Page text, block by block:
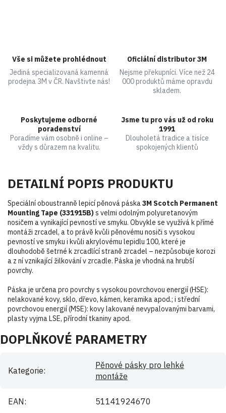
Vše si můžete prohlédnout
Jediná specializovaná kamenná
prodejna 3M v ČR. Navštivte nás!
Oficiální distributor 3M
Nejsme překupníci. Více než 24
000 produktů máme opravdu
skladem.
Poskytujeme odborné
poradenství
Poradíme vám osobně i online –
vždy s důrazem na kvalitu.
Jsme tu pro vás už od roku
1991
Dlouholetá tradice a tisíce
spokojených klientů
DETAILNÍ POPIS PRODUKTU
Speciální oboustranně lepicí pěnová páska3M Scotch Permanent
Mounting Tape (331915B)s velmi odolným polyuretanovým
nosičem a vynikající pevností ve smyku. Obvykle se využívá k přímé
montáži zrcadel, a to právě kvůli pěnovému nosiči s vysokou
pevností ve smyku i kvůli akrylovému lepidlu 100, které je
dlouhodobě šetrné k zrcadlící straně zrcadel – nezpůsobuje korozi
a z ní vznikající žilkování v zrcadle. Páska je vhodná na hrubší
povrchy.
Páska je určena pro povrchy s vysokou povrchovou energií (HSE):
nelakované kovy, sklo, dřevo, kámen, keramika apod.; i střední
povrchovou energií (MSE): kovy lakované nevypalovanými barvami,
plasty vyjma LSE, přírodní tkaniny apod.
DOPLŇKOVÉ PARAMETRY
Kategorie:
Pěnové pásky pro lehké
montáže
EAN: 51141924670